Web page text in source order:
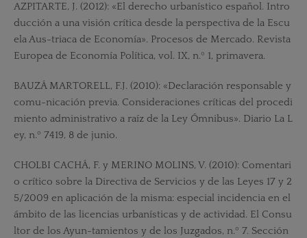
AZPITARTE, J. (2012): «El derecho urbanístico español. Intro
ducción a una visión crítica desde la perspectiva de la Escu
ela Aus-triaca de Economía». Procesos de Mercado. Revista
Europea de Economía Política, vol. IX, n.º 1, primavera.
BAUZÁ MARTORELL, F.J. (2010): «Declaración responsable y
comu-nicación previa. Consideraciones críticas del procedi
miento administrativo a raíz de la Ley Ómnibus». Diario La L
ey, n.º 7419, 8 de junio.
CHOLBI CACHÁ, F. y MERINO MOLINS, V. (2010): Comentari
o crítico sobre la Directiva de Servicios y de las Leyes 17 y 2
5/2009 en aplicación de la misma: especial incidencia en el
ámbito de las licencias urbanísticas y de actividad. El Consu
ltor de los Ayun-tamientos y de los Juzgados, n.º 7. Sección